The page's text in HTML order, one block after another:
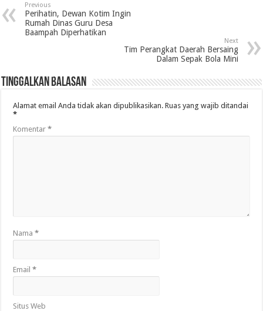
Previous
Perihatin, Dewan Kotim Ingin
Rumah Dinas Guru Desa
Baampah Diperhatikan
Next
Tim Perangkat Daerah Bersaing
Dalam Sepak Bola Mini
Tinggalkan Balasan
Alamat email Anda tidak akan dipublikasikan. Ruas yang wajib ditandai
*
Komentar*
Nama*
Email*
Situs Web